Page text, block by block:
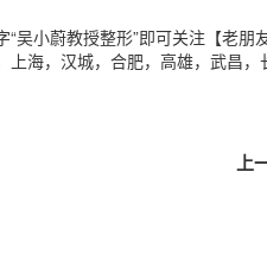
“吴小蔚教授整形”即可关注【老
上海，汉城，合肥，高雄，武昌
上